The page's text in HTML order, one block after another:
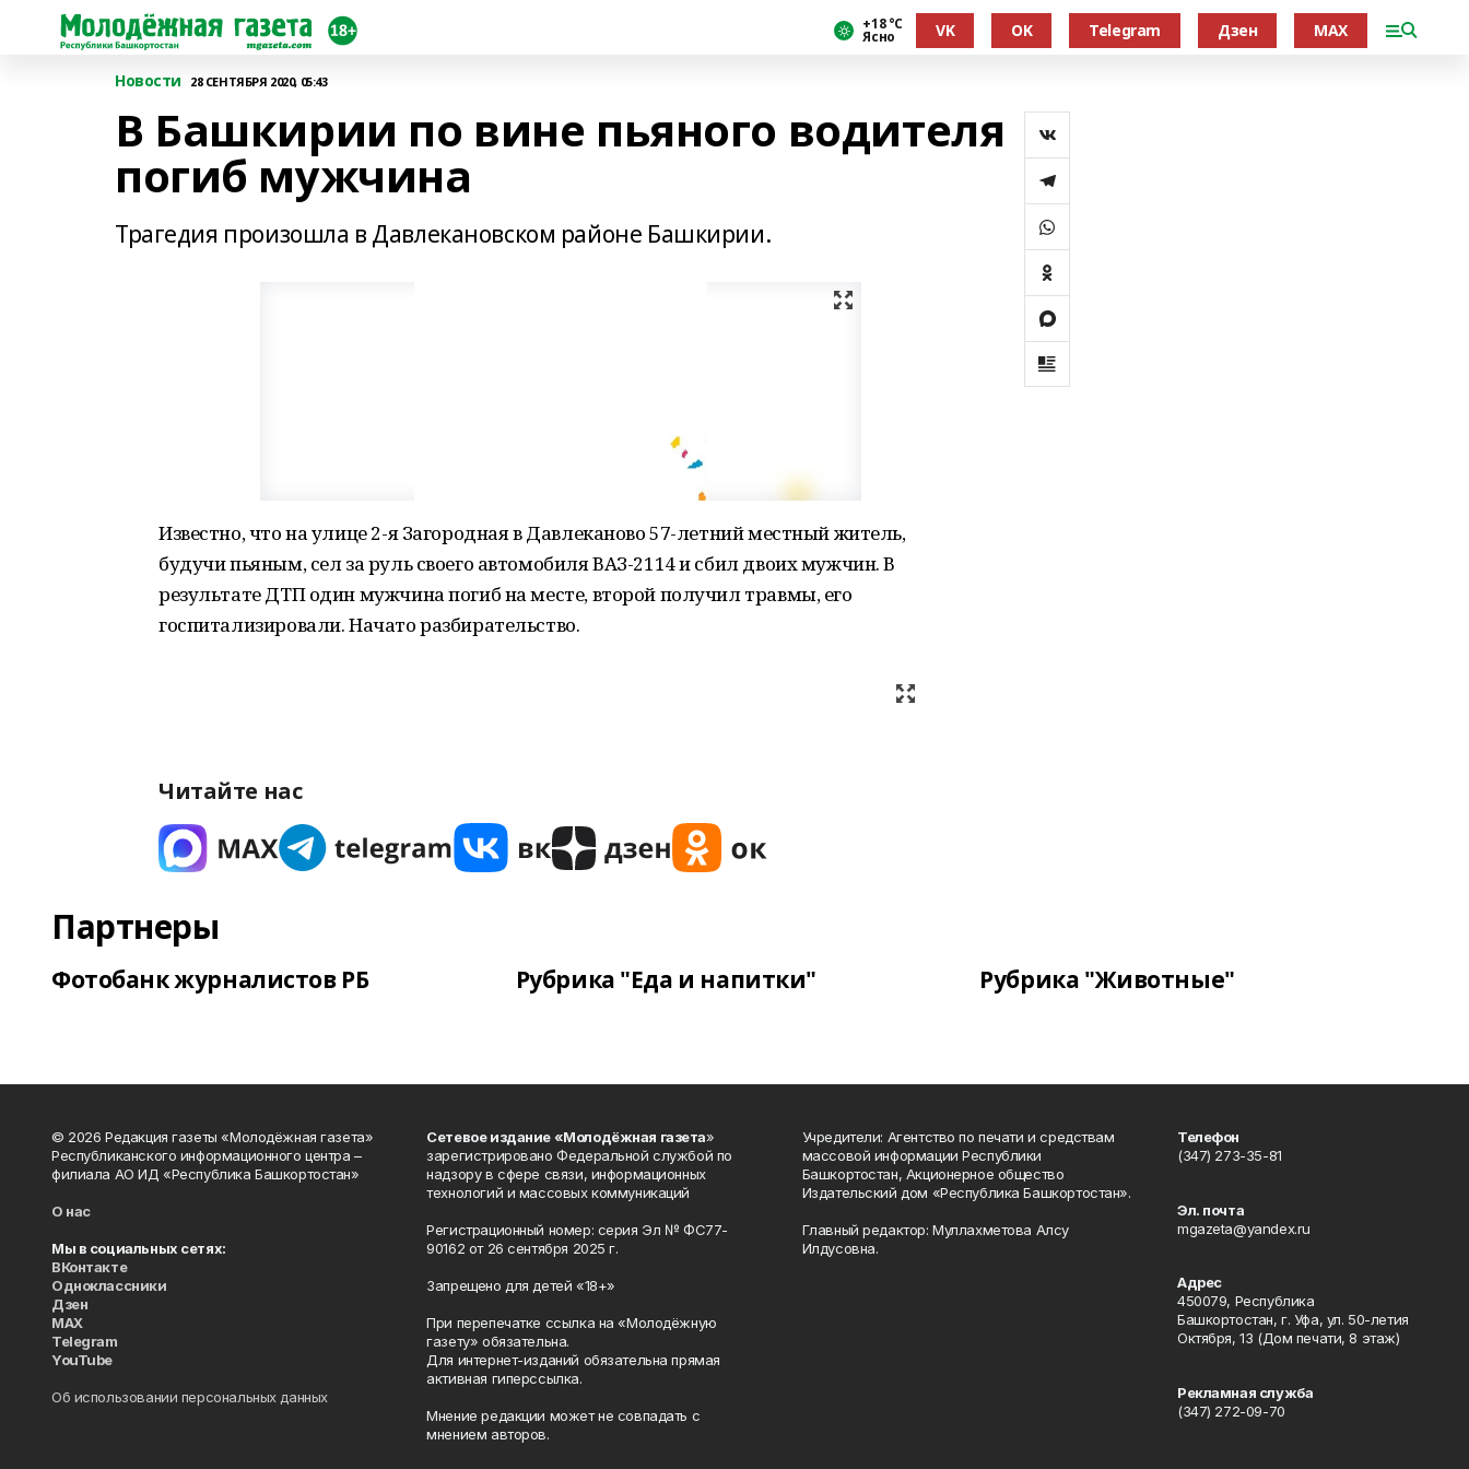
+18 °С
Ясно VK OK Telegram Дзен MAX
Новости 28 СЕНТЯБРЯ 2020, 05:43
В Башкирии по вине пьяного водителя
погиб мужчина
Трагедия произошла в Давлекановском районе Башкирии.
Известно, что на улице 2-я Загородная в Давлеканово 57-летний местный житель,
будучи пьяным, сел за руль своего автомобиля ВАЗ-2114 и сбил двоих мужчин. В
результате ДТП один мужчина погиб на месте, второй получил травмы, его
госпитализировали. Начато разбирательство.
Читайте нас
Партнеры
Фотобанк журналистов РБ Рубрика "Еда и напитки" Рубрика "Животные"
© 2026 Редакция газеты «Молодёжная газета»
Республиканского информационного центра –
филиала АО ИД «Республика Башкортостан»
О нас
Мы в социальных сетях:
ВКонтакте
Одноклассники
Дзен
MAX
Telegram
YouTube
Об использовании персональных данных
Сетевое издание «Молодёжная газета»
зарегистрировано Федеральной службой по
надзору в сфере связи, информационных
технологий и массовых коммуникаций
Регистрационный номер: серия Эл № ФС77-
90162 от 26 сентября 2025 г.
Запрещено для детей «18+»
При перепечатке ссылка на «Молодёжную
газету» обязательна.
Для интернет-изданий обязательна прямая
активная гиперссылка.
Мнение редакции может не совпадать с
мнением авторов.
Учредители: Агентство по печати и средствам
массовой информации Республики
Башкортостан, Акционерное общество
Издательский дом «Республика Башкортостан».
Главный редактор: Муллахметова Алсу
Илдусовна.
Телефон
(347) 273-35-81
Эл. почта
mgazeta@yandex.ru
Адрес
450079, Республика
Башкортостан, г. Уфа, ул. 50-летия
Октября, 13 (Дом печати, 8 этаж)
Рекламная служба
(347) 272-09-70